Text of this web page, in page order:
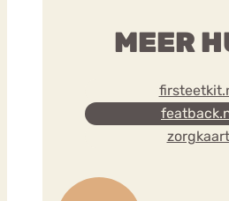
MEER
zorgkaart